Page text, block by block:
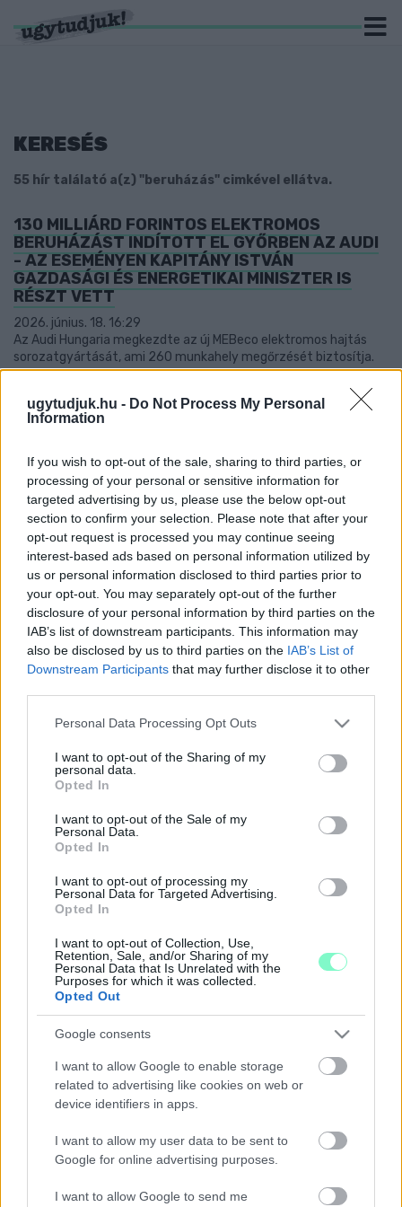
ugytudjuk.hu - Do Not Process My Personal
Information
If you wish to opt-out of the sale, sharing to third parties, or
processing of your personal or sensitive information for
targeted advertising by us, please use the below opt-out
section to confirm your selection. Please note that after your
opt-out request is processed you may continue seeing
interest-based ads based on personal information utilized by
us or personal information disclosed to third parties prior to
your opt-out. You may separately opt-out of the further
disclosure of your personal information by third parties on the
IAB’s list of downstream participants. This information may
also be disclosed by us to third parties on the IAB’s List of
Downstream Participants that may further disclose it to other
Please note that this website/app uses one or more Google
not limited to your visit or usage behaviour. You may click to
grant or deny consent to Google and its third-party tags to
use your data for below specified purposes in below Google
consent section.
Personal Data Processing Opt Outs
I want to opt-out of the Sharing of my
personal data.
Opted In
I want to opt-out of the Sale of my
Personal Data.
Opted In
I want to opt-out of processing my
Personal Data for Targeted Advertising.
Opted In
I want to opt-out of Collection, Use,
Retention, Sale, and/or Sharing of my
Personal Data that Is Unrelated with the
Purposes for which it was collected.
Opted Out
Google consents
I want to allow Google to enable storage
related to advertising like cookies on web or
device identifiers in apps.
I want to allow my user data to be sent to
Google for online advertising purposes.
I want to allow Google to send me
KERESÉS
55 hír találató a(z) "beruházás" cimkével ellátva.
130 MILLIÁRD FORINTOS ELEKTROMOS
BERUHÁZÁST INDÍTOTT EL GYŐRBEN AZ AUDI
- AZ ESEMÉNYEN KAPITÁNY ISTVÁN
GAZDASÁGI ÉS ENERGETIKAI MINISZTER IS
RÉSZT VETT
2026. június. 18. 16:29
Az Audi Hungaria megkezdte az új MEBeco elektromos hajtás
sorozatgyártását, ami 260 munkahely megőrzését biztosítja.
8 MILLIÁRDOS ÚJ GYÁRTÓSOR A CHIO GYŐRI
ÜZEMÉBEN
2025. március. 18. 11:18
gyáregysége, ömleni fog az új kemencés chips a folyók
városából.
LÁZÁR JÁNOS KEZÉBE KERÜLNEK AZ
ÉRTÉKESEBB VÁROSI FEJLESZTÉSEK FELETTI
DÖNTÉSEK
2023. október. 25. 17:54
Akár Szombathelyé, akár Győré.
SZIGORÍTJA AZ ÁLLAMI ÉS EU-S PÉNZEKBŐL
MEGVALÓSULÓ BERUHÁZÁSOK KIVITELEZÉSÉT
LÁZÁR
2023. július. 11. 15:03
költségeinek pedig már a tervekben meg kell jelenniük. A
érvényes ajánlat érkezik.
SEHOVA SEM TARTÓ HÍD ÉPÜL 100 MILLIÓ
2023. július. 05. 07:39
A gyalogos és kerékpáros híd a 87-es főútra vezet, ahol tilos
hosszú bicikliút is épül a semmibe vezető hídhoz.
ÚJABB MEGERŐSÍTÉST KAPOTT, HOGY 270
2023. június. 07. 09:01
Így egészen biztosan nem lesz 2x2 sávos elkerülő Kőszeg és
Szombathely között, elmarad a szombathelyi Megyeháza
felújítása, a győri új híd megépítése és a jáki sportpark
kivitelezése is.
HENDE CSABA SZERINT A KORMÁNY
VÁLTOZATLANUL ELKÖTELEZETT A
SZOMBATHELY KÖRNYÉKI ÚTÉPÍTÉSEKBEN
2023. május. 16. 15:53
autózni.
500 MILLIÓ FORINTTAL DRÁGUL AZ ÚJ GYŐRI
MENTŐÁLLOMÁS